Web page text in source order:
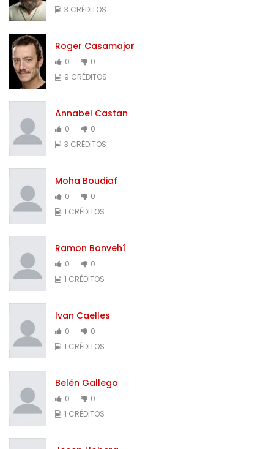
3 CRÉDITOS
Roger Casamajor
0
0
9 CRÉDITOS
Annabel Castan
0
0
3 CRÉDITOS
Moha Boudiaf
0
0
1 CRÉDITOS
Ramon Bonvehí
0
0
1 CRÉDITOS
Ivan Caelles
0
0
1 CRÉDITOS
Belén Gallego
0
0
1 CRÉDITOS